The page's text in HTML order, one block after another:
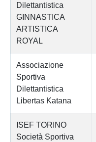
Dilettantistica
GINNASTICA
ARTISTICA
ROYAL
Associazione
Sportiva
Dilettantistica
Libertas Katana
ISEF TORINO
Società Sportiva